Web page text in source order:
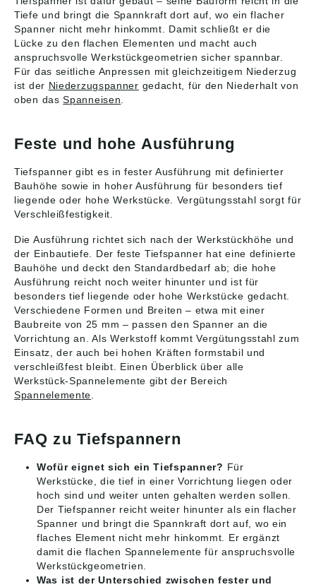
Tiefe und bringt die Spannkraft dort auf, wo ein flacher
Spanner nicht mehr hinkommt. Damit schließt er die
Lücke zu den flachen Elementen und macht auch
anspruchsvolle Werkstückgeometrien sicher spannbar.
Für das seitliche Anpressen mit gleichzeitigem Niederzug
ist der Niederzugspanner gedacht, für den Niederhalt von
oben dasSpanneisen
Feste und hohe Ausführung
Tiefspanner gibt es in fester Ausführung mit definierter
Bauhöhe sowie in hoher Ausführung für besonders tief
liegende oder hohe Werkstücke. Vergütungsstahl sorgt für
Verschleißfestigkeit.
Die Ausführung richtet sich nach der Werkstückhöhe und
der Einbautiefe. Der feste Tiefspanner hat eine definierte
Bauhöhe und deckt den Standardbedarf ab; die hohe
Ausführung reicht noch weiter hinunter und ist für
besonders tief liegende oder hohe Werkstücke gedacht.
Verschiedene Formen und Breiten – etwa mit einer
Baubreite von 25 mm – passen den Spanner an die
Vorrichtung an. Als Werkstoff kommt Vergütungsstahl zum
Einsatz, der auch bei hohen Kräften formstabil und
verschleißfest bleibt. Einen Überblick über alle
Werkstück-Spannelemente gibt der Bereich
Spannelemente
FAQ zu Tiefspannern
Wofür eignet sich ein Tiefspanner? Für
Werkstücke, die tief in einer Vorrichtung liegen oder
hoch sind und weiter unten gehalten werden sollen.
Der Tiefspanner reicht weiter hinunter als ein flacher
Spanner und bringt die Spannkraft dort auf, wo ein
flaches Element nicht mehr hinkommt. Er ergänzt
damit die flachen Spannelemente für anspruchsvolle
Werkstückgeometrien.
Was ist der Unterschied zwischen fester und